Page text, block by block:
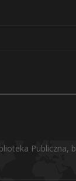
Publiczna,